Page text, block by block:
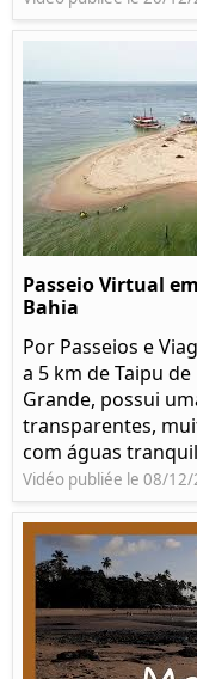
Passeio Virtual
Bahia
Por Passeios e
a 5 km de Taipu
Grande, possui
transparentes,
com águas
Vidéo publiée le 08/